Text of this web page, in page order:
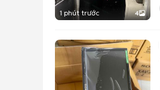
1 phút trước 4